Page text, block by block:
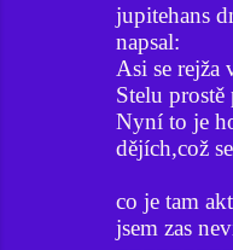
jupitehans
napsal:
Asi se rejža
Stelu
Nyní to je
dějích,což
co je tam
jsem zas